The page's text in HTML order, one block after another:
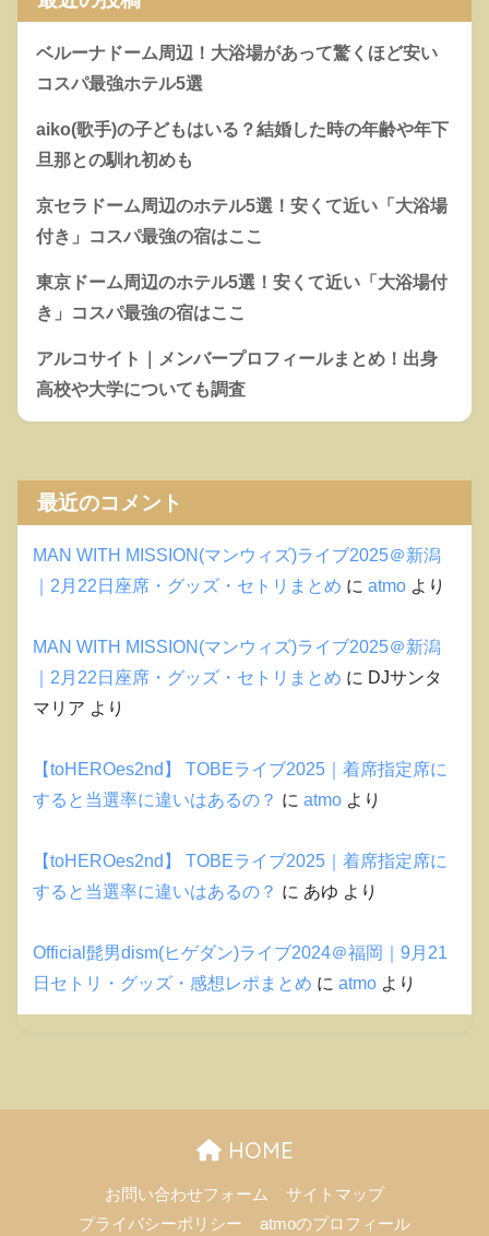
ベルーナドーム周辺！大浴場があって驚くほど安い
コスパ最強ホテル5選
aiko(歌手)の子どもはいる？結婚した時の年齢や年下
旦那との馴れ初めも
京セラドーム周辺のホテル5選！安くて近い「大浴場
付き」コスパ最強の宿はここ
東京ドーム周辺のホテル5選！安くて近い「大浴場付
き」コスパ最強の宿はここ
アルコサイト｜メンバープロフィールまとめ！出身
高校や大学についても調査
最近のコメント
MAN WITH MISSION(マンウィズ)ライブ2025＠新潟
｜2月22日座席・グッズ・セトリまとめ に atmo より
MAN WITH MISSION(マンウィズ)ライブ2025＠新潟
｜2月22日座席・グッズ・セトリまとめ に DJサンタ
マリア より
【toHEROes2nd】 TOBEライブ2025｜着席指定席に
すると当選率に違いはあるの？ に atmo より
【toHEROes2nd】 TOBEライブ2025｜着席指定席に
すると当選率に違いはあるの？ に あゆ より
Official髭男dism(ヒゲダン)ライブ2024＠福岡｜9月21
日セトリ・グッズ・感想レポまとめ に atmo より
HOME
お問い合わせフォーム
サイトマップ
プライバシーポリシー
atmoのプロフィール